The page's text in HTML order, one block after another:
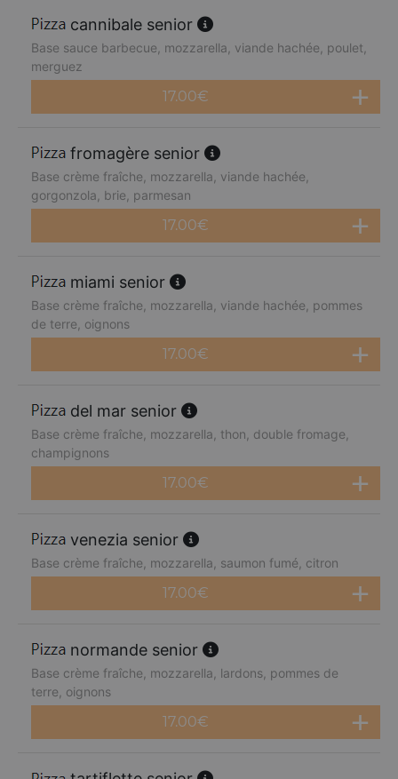
cannibale senior
Base sauce barbecue, mozzarella, viande hachée, poulet,
merguez
17.00€
fromagère senior
Base crème fraîche, mozzarella, viande hachée,
gorgonzola, brie, parmesan
17.00€
miami senior
Base crème fraîche, mozzarella, viande hachée, pommes
de terre, oignons
17.00€
del mar senior
Base crème fraîche, mozzarella, thon, double fromage,
champignons
17.00€
venezia senior
Base crème fraîche, mozzarella, saumon fumé, citron
17.00€
normande senior
Base crème fraîche, mozzarella, lardons, pommes de
terre, oignons
17.00€